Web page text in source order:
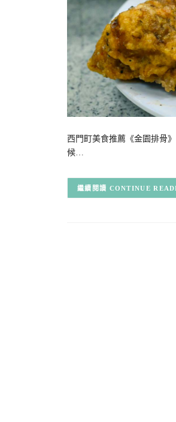
西門町美食推薦《金園排骨
候…
CONTINUE